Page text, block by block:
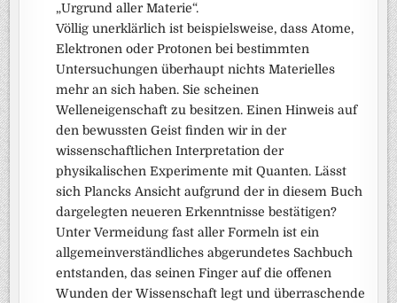
„Urgrund aller Materie“.
Völlig unerklärlich ist beispielsweise, dass Atome,
Elektronen oder Protonen bei bestimmten
Untersuchungen überhaupt nichts Materielles
mehr an sich haben. Sie scheinen
Welleneigenschaft zu besitzen. Einen Hinweis auf
den bewussten Geist finden wir in der
wissenschaftlichen Interpretation der
physikalischen Experimente mit Quanten. Lässt
sich Plancks Ansicht aufgrund der in diesem Buch
dargelegten neueren Erkenntnisse bestätigen?
Unter Vermeidung fast aller Formeln ist ein
allgemeinverständliches abgerundetes Sachbuch
entstanden, das seinen Finger auf die offenen
Wunden der Wissenschaft legt und überraschende